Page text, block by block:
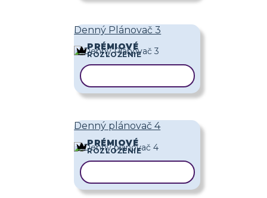
Denný Plánovač 3
PRÉMIOVÉ
ROZLOŽENIE
Denný plánovač 4
PRÉMIOVÉ
ROZLOŽENIE